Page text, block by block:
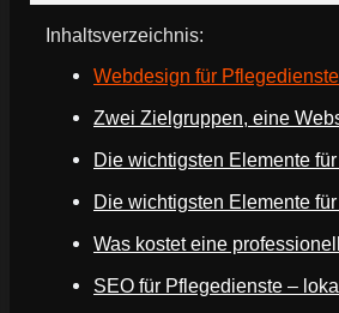
Inhaltsverzeichnis:
Webdesign für
Zwei Zielgruppen, eine
Die wichtigsten Elemente
Die wichtigsten Elemente
Was kostet eine
SEO für Pflegedienste –